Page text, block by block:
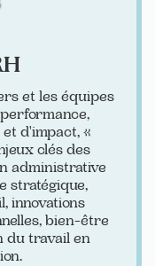
et les équipes
d'impact, «
clés des
administrative
stratégique,
innovations
bien-être
du travail en